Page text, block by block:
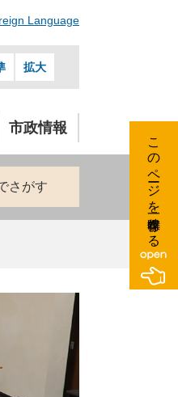
Language
拡大
市政情報
さがす このページを一時保存する